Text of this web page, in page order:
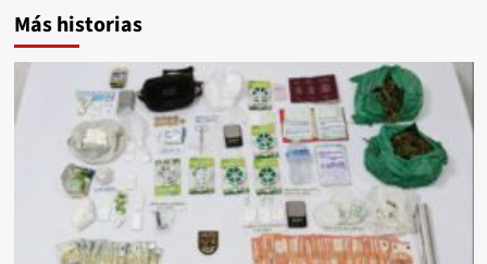
Más historias